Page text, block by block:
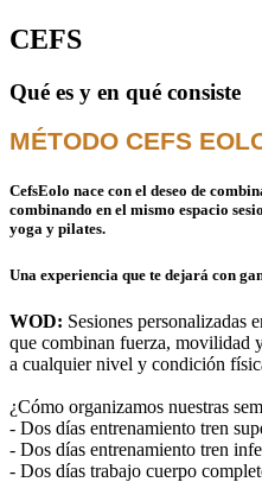
CEFS
Qué es y en qué consiste
MÉTODO CEFS
CefsEolo nace con el deseo de
combinando en el mismo espacio
yoga y pilates.
Una experiencia que te dejará con
WOD: Sesiones personalizadas
que combinan fuerza, movilidad
a cualquier nivel y condición
¿Cómo organizamos nuestras
- Dos días entrenamiento tren
- Dos días entrenamiento tren
- Dos días trabajo cuerpo